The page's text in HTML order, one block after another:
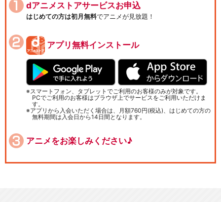
dアニメストアサービスお申込
はじめての方は初月無料でアニメが見放題！
アプリ無料インストール
スマートフォン、タブレットでご利用のお客様のみが対象です。
PCでご利用のお客様はブラウザ上でサービスをご利用いただけま
す。
アプリから入会いただく場合は、月額760円(税込)、はじめての方の
無料期間は入会日から14日間となります。
アニメをお楽しみください♪